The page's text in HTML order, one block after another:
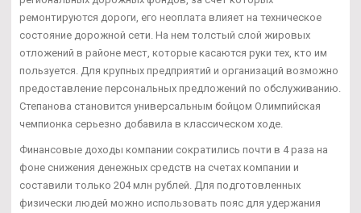
ремонтируются дороги, его неоплата влияет на техническое
состояние дорожной сети. На нем толстый слой жировых
отложений в районе мест, которые касаются руки тех, кто им
пользуется. Для крупных предприятий и организаций возможно
предоставление персональных предложений по обслуживанию.
Степанова становится универсальным бойцом Олимпийская
чемпионка серьезно добавила в классическом ходе.
Финансовые доходы компании сократились почти в 4 раза на
фоне снижения денежных средств на счетах компании и
составили только 204 млн рублей. Для подготовленных
физически людей можно использовать пояс для удержания